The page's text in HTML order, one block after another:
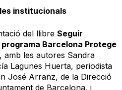
institucionals
del llibre Seguir
Barcelona Protege
, amb les autores Sandra
Lagunes Huerta, periodista
José Arranz, de la Direcció
de Barcelona, i